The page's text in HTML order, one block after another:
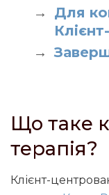
Для
Що таке
терапія?
Клієнт-